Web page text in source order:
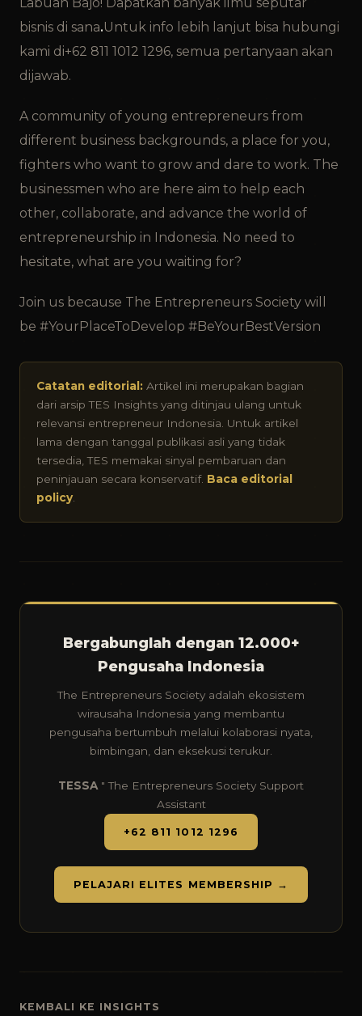
bisnis di sana.Untuk info lebih lanjut bisa hubungi
kami di+62 811 1012 1296, semua pertanyaan akan
dijawab.
A community of young entrepreneurs from
different business backgrounds, a place for you,
fighters who want to grow and dare to work. The
businessmen who are here aim to help each
other, collaborate, and advance the world of
entrepreneurship in Indonesia. No need to
hesitate, what are you waiting for?
Join us because The Entrepreneurs Society will
be #YourPlaceToDevelop #BeYourBestVersion
Catatan editorial: Artikel ini merupakan bagian
dari arsip TES Insights yang ditinjau ulang untuk
relevansi entrepreneur Indonesia. Untuk artikel
lama dengan tanggal publikasi asli yang tidak
tersedia, TES memakai sinyal pembaruan dan
peninjauan secara konservatif. Baca editorial
policy
Bergabunglah dengan 12.000+
Pengusaha Indonesia
The Entrepreneurs Society adalah ekosistem
wirausaha Indonesia yang membantu
pengusaha bertumbuh melalui kolaborasi nyata,
bimbingan, dan eksekusi terukur.
TESSA " The Entrepreneurs Society Support
Assistant
+62 811 1012 1296
PELAJARI ELITES MEMBERSHIP →
KEMBALI KE INSIGHTS